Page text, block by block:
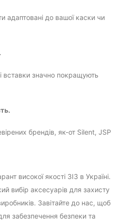
адаптовані до вашої каски чи
вставки значно покращують
брендів, як-от Silent, JSP
високої якості ЗІЗ в Україні.
вибір аксесуарів для захисту
Завітайте до нас, щоб
забезпечення безпеки та